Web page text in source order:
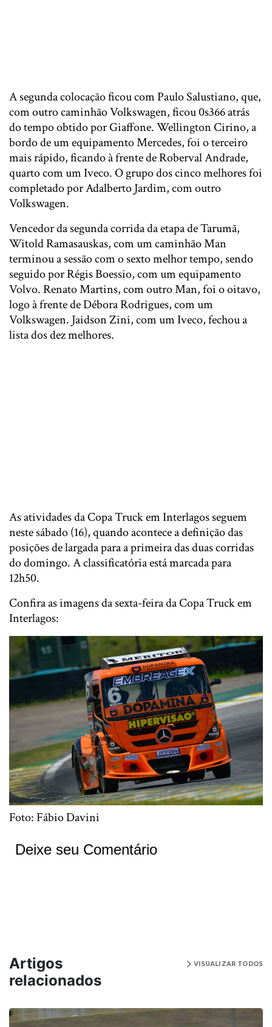
A segunda colocação ficou com Paulo Salustiano, que,
com outro caminhão Volkswagen, ficou 0s366 atrás
do tempo obtido por Giaffone. Wellington Cirino, a
bordo de um equipamento Mercedes, foi o terceiro
mais rápido, ficando à frente de Roberval Andrade,
quarto com um Iveco. O grupo dos cinco melhores foi
completado por Adalberto Jardim, com outro
Volkswagen.
Vencedor da segunda corrida da etapa de Tarumã,
Witold Ramasauskas, com um caminhão Man
terminou a sessão com o sexto melhor tempo, sendo
seguido por Régis Boessio, com um equipamento
Volvo. Renato Martins, com outro Man, foi o oitavo,
logo à frente de Débora Rodrigues, com um
Volkswagen. Jaidson Zini, com um Iveco, fechou a
lista dos dez melhores.
As atividades da Copa Truck em Interlagos seguem
neste sábado (16), quando acontece a definição das
posições de largada para a primeira das duas corridas
do domingo. A classificatória está marcada para
12h50.
Confira as imagens da sexta-feira da Copa Truck em
Interlagos:
Foto: Fábio Davini
Deixe seu Comentário
Artigos
relacionados
VISUALIZAR TODOS